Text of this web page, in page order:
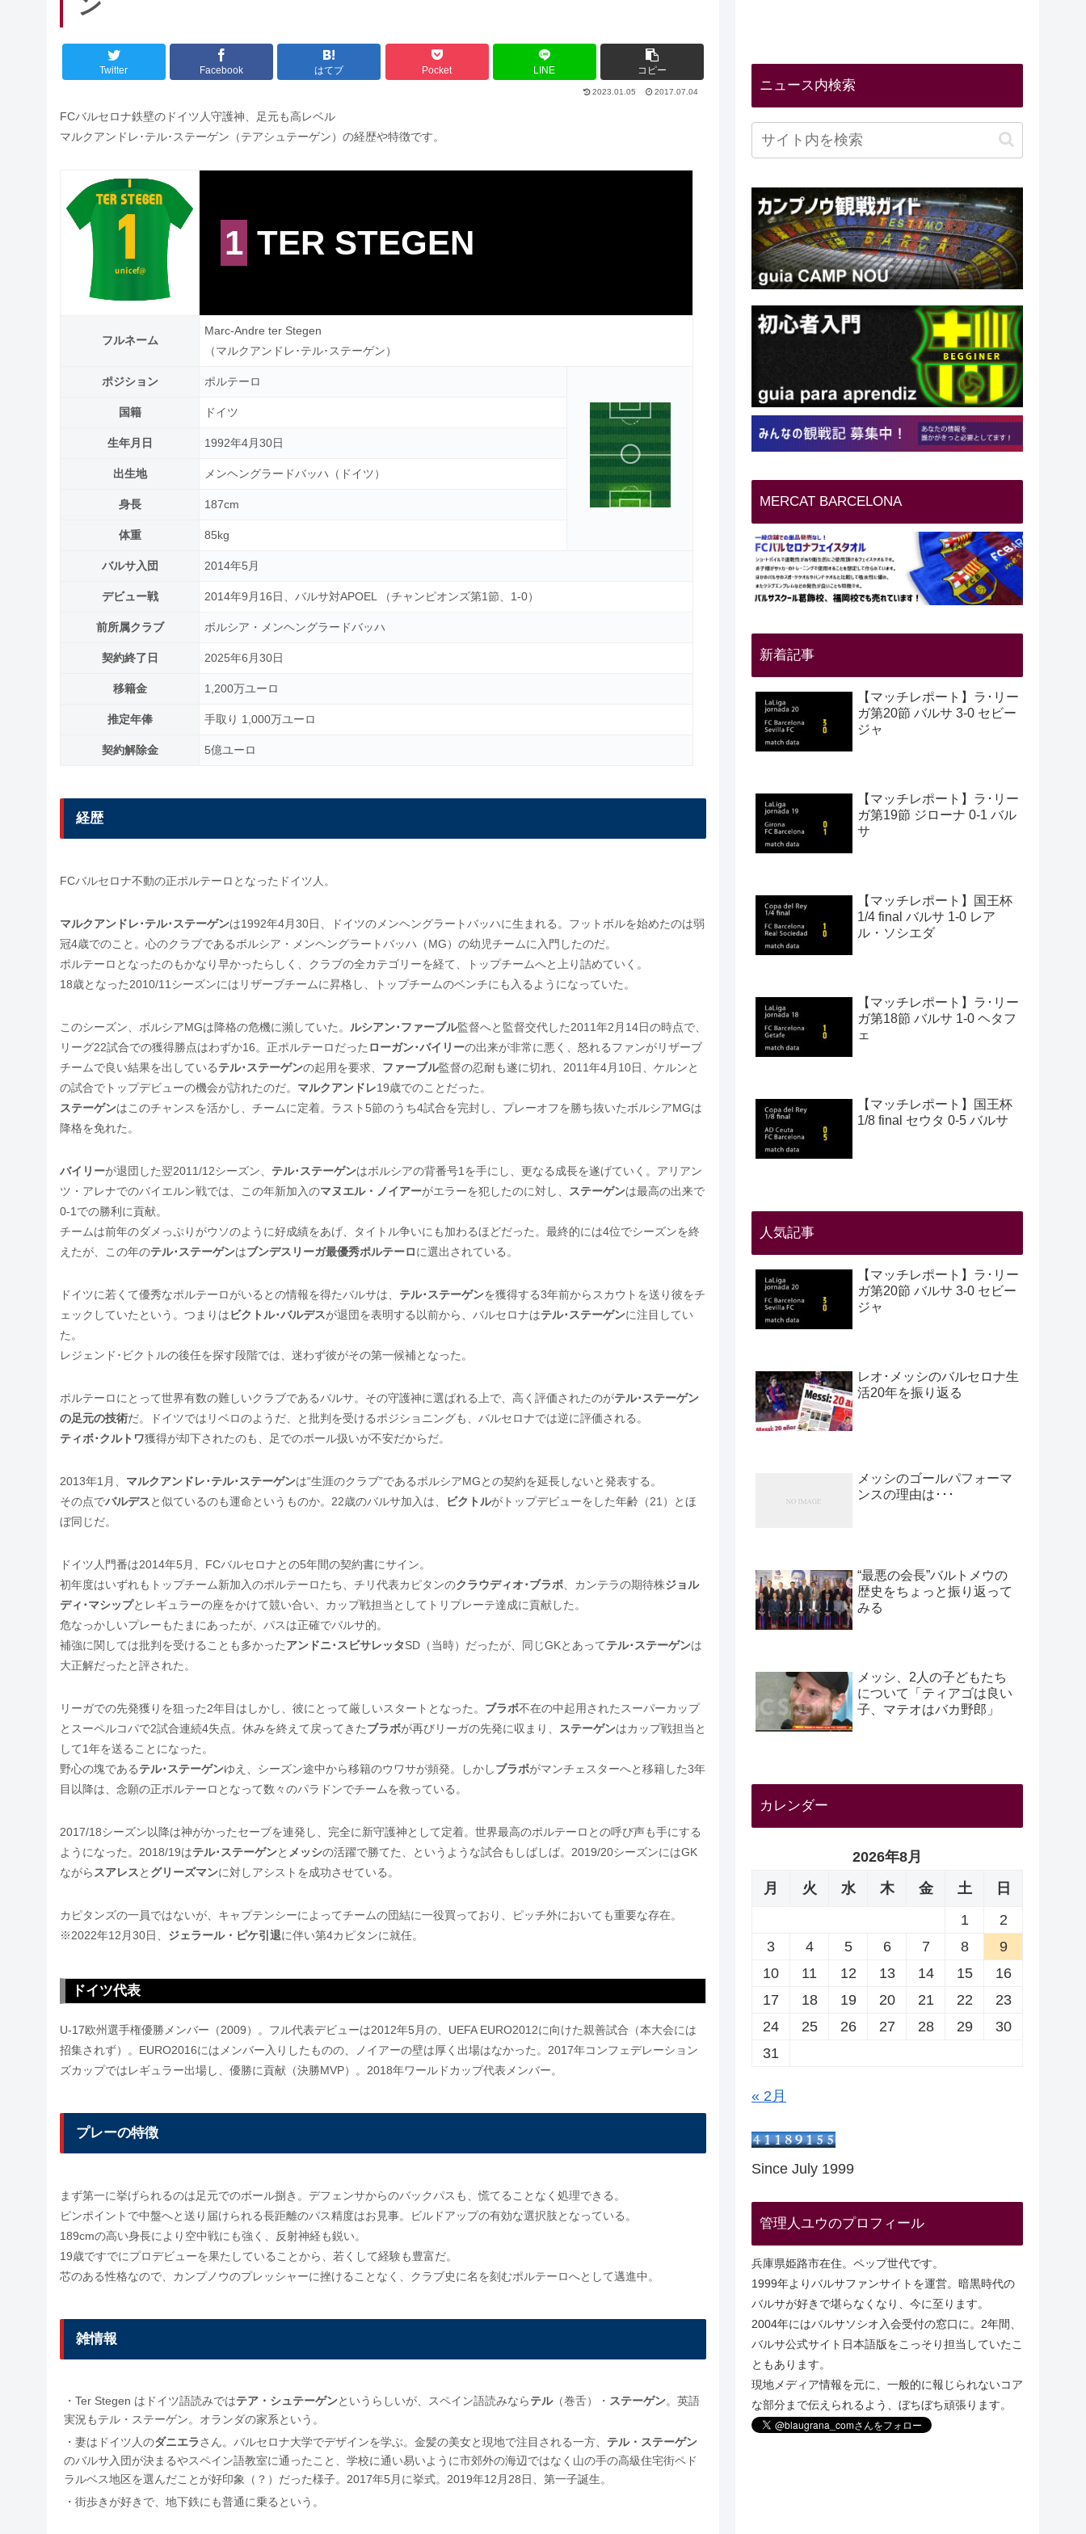
Twitter Facebook はてブ Pocket LINE コピー
2023.01.05 2017.07.04
FCバルセロナ鉄壁のドイツ人守護神、足元も高レベル
マルクアンドレ･テル･ステーゲン（テアシュテーゲン）の経歴や特徴です。
1 TER STEGEN
フルネーム
Marc-Andre ter Stegen
（マルクアンドレ･テル･ステーゲン）
ポジション ポルテーロ
国籍 ドイツ
生年月日 1992年4月30日
出生地 メンヘングラードバッハ（ドイツ）
身長 187cm
体重 85kg
バルサ入団 2014年5月
デビュー戦 2014年9月16日、バルサ対APOEL （チャンピオンズ第1節、1-0）
前所属クラブ ボルシア・メンヘングラードバッハ
契約終了日 2025年6月30日
移籍金 1,200万ユーロ
推定年俸 手取り 1,000万ユーロ
契約解除金 5億ユーロ
経歴
FCバルセロナ不動の正ポルテーロとなったドイツ人。
マルクアンドレ･テル･ステーゲンは1992年4月30日、ドイツのメンヘングラートバッハに生まれる。フットボルを始めたのは弱
冠4歳でのこと。心のクラブであるボルシア・メンヘングラートバッハ（MG）の幼児チームに入門したのだ。
ポルテーロとなったのもかなり早かったらしく、クラブの全カテゴリーを経て、トップチームへと上り詰めていく。
18歳となった2010/11シーズンにはリザーブチームに昇格し、トップチームのベンチにも入るようになっていた。
このシーズン、ボルシアMGは降格の危機に瀕していた。 ルシアン･ファーブル監督へと監督交代した2011年2月14日の時点で、
リーグ22試合での獲得勝点はわずか16。正ポルテーロだった ローガン･バイリーの出来が非常に悪く、怒れるファンがリザーブ
チームで良い結果を出しているテル･ステーゲンの起用を要求、 ファーブル監督の忍耐も遂に切れ、2011年4月10日、ケルンと
の試合でトップデビューの機会が訪れたのだ。 マルクアンドレ19歳でのことだった。
ステーゲンはこのチャンスを活かし、チームに定着。ラスト5節のうち4試合を完封し、プレーオフを勝ち抜いたボルシアMGは
降格を免れた。
バイリーが退団した翌2011/12シーズン、 テル･ステーゲンはボルシアの背番号1を手にし、更なる成長を遂げていく。アリアン
ツ・アレナでのバイエルン戦では、この年新加入のマヌエル・ノイアーがエラーを犯したのに対し、 ステーゲンは最高の出来で
0-1での勝利に貢献。
チームは前年のダメっぷりがウソのように好成績をあげ、タイトル争いにも加わるほどだった。最終的には4位でシーズンを終
えたが、この年のテル･ステーゲンはブンデスリーガ最優秀ポルテーロに選出されている。
ドイツに若くて優秀なポルテーロがいるとの情報を得たバルサは、 テル･ステーゲンを獲得する3年前からスカウトを送り彼をチ
ェックしていたという。つまりはビクトル･バルデスが退団を表明する以前から、バルセロナはテル･ステーゲンに注目してい
た。
レジェンド･ビクトルの後任を探す段階では、迷わず彼がその第一候補となった。
ポルテーロにとって世界有数の難しいクラブであるバルサ。その守護神に選ばれる上で、高く評価されたのがテル･ステーゲン
の足元の技術だ。ドイツではリベロのようだ、と批判を受けるポジショニングも、バルセロナでは逆に評価される。
ティボ･クルトワ獲得が却下されたのも、足でのボール扱いが不安だからだ。
2013年1月、 マルクアンドレ･テル･ステーゲンは“生涯のクラブ”であるボルシアMGとの契約を延長しないと発表する。
その点でバルデスと似ているのも運命というものか。22歳のバルサ加入は、 ビクトルがトップデビューをした年齢（21）とほ
ぼ同じだ。
ドイツ人門番は2014年5月、FCバルセロナとの5年間の契約書にサイン。
初年度はいずれもトップチーム新加入のポルテーロたち、チリ代表カピタンのクラウディオ･ブラボ 、カンテラの期待株ジョル
ディ･マシップとレギュラーの座をかけて競い合い、カップ戦担当としてトリプレーテ達成に貢献した。
危なっかしいプレーもたまにあったが、パスは正確でバルサ的。
補強に関しては批判を受けることも多かったアンドニ･スビサレッタSD（当時）だったが、同じGKとあってテル･ステーゲンは
大正解だったと評された。
リーガでの先発獲りを狙った2年目はしかし、彼にとって厳しいスタートとなった。 ブラボ不在の中起用されたスーパーカップ
とスーペルコパで2試合連続4失点。休みを終えて戻ってきたブラボが再びリーガの先発に収まり、 ステーゲンはカップ戦担当と
して1年を送ることになった。
野心の塊であるテル･ステーゲンゆえ、シーズン途中から移籍のウワサが頻発。しかしブラボがマンチェスターへと移籍した3年
目以降は、念願の正ポルテーロとなって数々のパラドンでチームを救っている。
2017/18シーズン以降は神がかったセーブを連発し、完全に新守護神として定着。世界最高のポルテーロとの呼び声も手にする
ようになった。2018/19はテル･ステーゲンと メッシの活躍で勝てた、というような試合もしばしば。2019/20シーズンにはGK
ながら スアレスと グリーズマンに対しアシストを成功させている。
カピタンズの一員ではないが、キャプテンシーによってチームの団結に一役買っており、ピッチ外においても重要な存在。
※2022年12月30日、 ジェラール・ピケ引退に伴い第4カピタンに就任。
ドイツ代表
U-17欧州選手権優勝メンバー（2009）。フル代表デビューは2012年5月の、UEFA EURO2012に向けた親善試合（本大会には
招集されず）。EURO2016にはメンバー入りしたものの、ノイアーの壁は厚く出場はなかった。2017年コンフェデレーション
ズカップではレギュラー出場し、優勝に貢献（決勝MVP）。2018年ワールドカップ代表メンバー。
プレーの特徴
まず第一に挙げられるのは足元でのボール捌き。デフェンサからのバックパスも、慌てることなく処理できる。
ピンポイントで中盤へと送り届けられる長距離のパス精度はお見事。ビルドアップの有効な選択肢となっている。
189cmの高い身長により空中戦にも強く、反射神経も鋭い。
19歳ですでにプロデビューを果たしていることから、若くして経験も豊富だ。
芯のある性格なので、カンプノウのプレッシャーに挫けることなく、クラブ史に名を刻むポルテーロへとして邁進中。
雑情報
・Ter Stegen はドイツ語読みではテア・シュテーゲンというらしいが、スペイン語読みならテル（巻舌）・ ステーゲン。英語
実況もテル・ステーゲン。オランダの家系という。
・妻はドイツ人のダニエラ さん。バルセロナ大学でデザインを学ぶ。金髪の美女と現地で注目される一方、 テル・ステーゲン
のバルサ入団が決まるやスペイン語教室に通ったこと、学校に通い易いように市郊外の海辺ではなく山の手の高級住宅街ペド
ラルベス地区を選んだことが好印象（？）だった様子。2017年5月に挙式。2019年12月28日、第一子誕生。
・街歩きが好きで、地下鉄にも普通に乗るという。
ニュース内検索
MERCAT BARCELONA
新着記事
【マッチレポート】ラ･リー
ガ第20節 バルサ 3-0 セビー
ジャ
【マッチレポート】ラ･リー
ガ第19節 ジローナ 0-1 バル
サ
【マッチレポート】国王杯
1/4 final バルサ 1-0 レア
ル・ソシエダ
【マッチレポート】ラ･リー
ガ第18節 バルサ 1-0 ヘタフ
ェ
【マッチレポート】国王杯
1/8 final セウタ 0-5 バルサ
人気記事
【マッチレポート】ラ･リー
ガ第20節 バルサ 3-0 セビー
ジャ
レオ･メッシのバルセロナ生
活20年を振り返る
メッシのゴールパフォーマ
ンスの理由は･･･
“最悪の会長”バルトメウの
歴史をちょっと振り返って
みる
メッシ、2人の子どもたち
について「ティアゴは良い
子、マテオはバカ野郎」
カレンダー
2026年8月
月
火 水 木 金 土
日
1
2
3
4 5 6 7 8
9
10
11 12 13 14 15
16
17
18 19 20 21 22
23
24
25 26 27 28 29
30
31
« 2月
Since July 1999
管理人ユウのプロフィール
兵庫県姫路市在住。ペップ世代です。
1999年よりバルサファンサイトを運営。暗黒時代の
バルサが好きで堪らなくなり、今に至ります。
2004年にはバルサソシオ入会受付の窓口に。2年間、
バルサ公式サイト日本語版をこっそり担当していたこ
ともあります。
現地メディア情報を元に、一般的に報じられないコア
な部分まで伝えられるよう、ぼちぼち頑張ります。